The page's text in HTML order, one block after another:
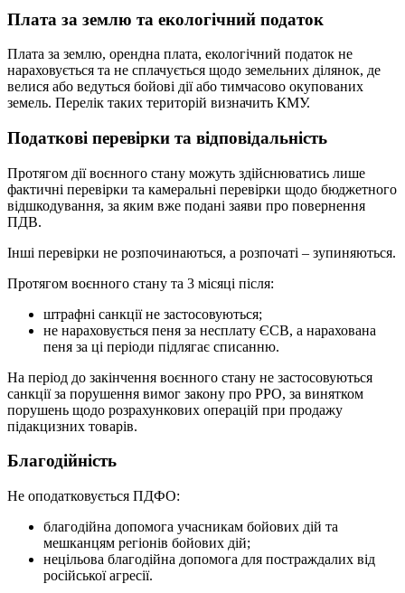
Плата за землю та екологічний податок
Плата за землю, орендна плата, екологічний податок не
нараховується та не сплачується щодо земельних ділянок, де
велися або ведуться бойові дії або тимчасово окупованих
земель. Перелік таких територій визначить КМУ.
Податкові перевірки та відповідальність
Протягом дії воєнного стану можуть здійснюватись лише
фактичні перевірки та камеральні перевірки щодо бюджетного
відшкодування, за яким вже подані заяви про повернення
ПДВ.
Інші перевірки не розпочинаються, а розпочаті – зупиняються.
Протягом воєнного стану та 3 місяці після:
штрафні санкції не застосовуються;
не нараховується пеня за несплату ЄСВ, а нарахована
пеня за ці періоди підлягає списанню.
На період до закінчення воєнного стану не застосовуються
санкції за порушення вимог закону про РРО, за винятком
порушень щодо розрахункових операцій при продажу
підакцизних товарів.
Благодійність
Не оподатковується ПДФО:
благодійна допомога учасникам бойових дій та
мешканцям регіонів бойових дій;
нецільова благодійна допомога для постраждалих від
російської агресії.